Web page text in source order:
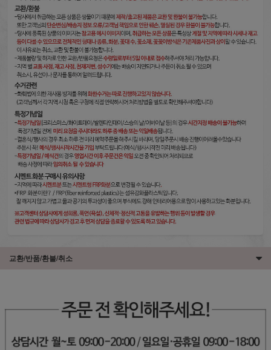
교환/반품/환불/취소